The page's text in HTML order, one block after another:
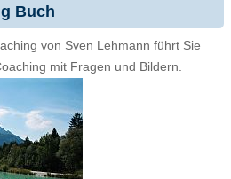
Buch
von Sven Lehmann führt Sie
mit Fragen und Bildern.